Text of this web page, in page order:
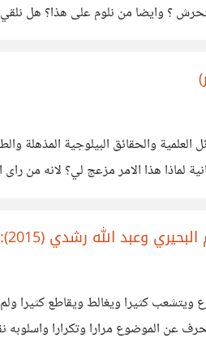
؟ وايضا من نلوم على هذا؟ هل
العلمية والحقائق البيلوجية
لماذا هذا الامر مزعج لي؟ لانه من
(2015): كيف سقط الطرفان في فخ المغالطات؟
ويتشعب كثيرا ويغالط ويقاطع كثيرا
عن الموضوع مرارا وتكرارا